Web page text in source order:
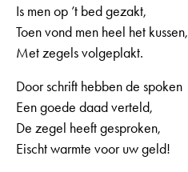
Is men op ’t bed gezakt,
Toen vond men heel het kussen,
Met zegels volgeplakt.
Door schrift hebben de spoken
Een goede daad verteld,
De zegel heeft gesproken,
Eischt warmte voor uw geld!